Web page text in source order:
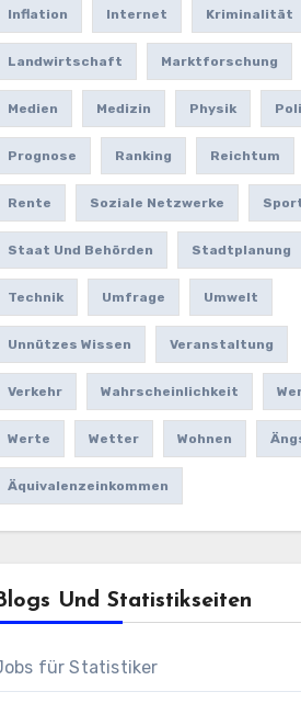
Inflation Internet Kriminalität
Landwirtschaft Marktforschung
Medien Medizin Physik
Prognose Ranking Reichtum
Rente Soziale Netzwerke
Staat Und Behörden Stadtplanung
Technik Umfrage Umwelt
Unnützes Wissen Veranstaltung
Verkehr Wahrscheinlichkeit
Werte Wetter Wohnen
Äquivalenzeinkommen
Und Statistikseiten
für Statistiker